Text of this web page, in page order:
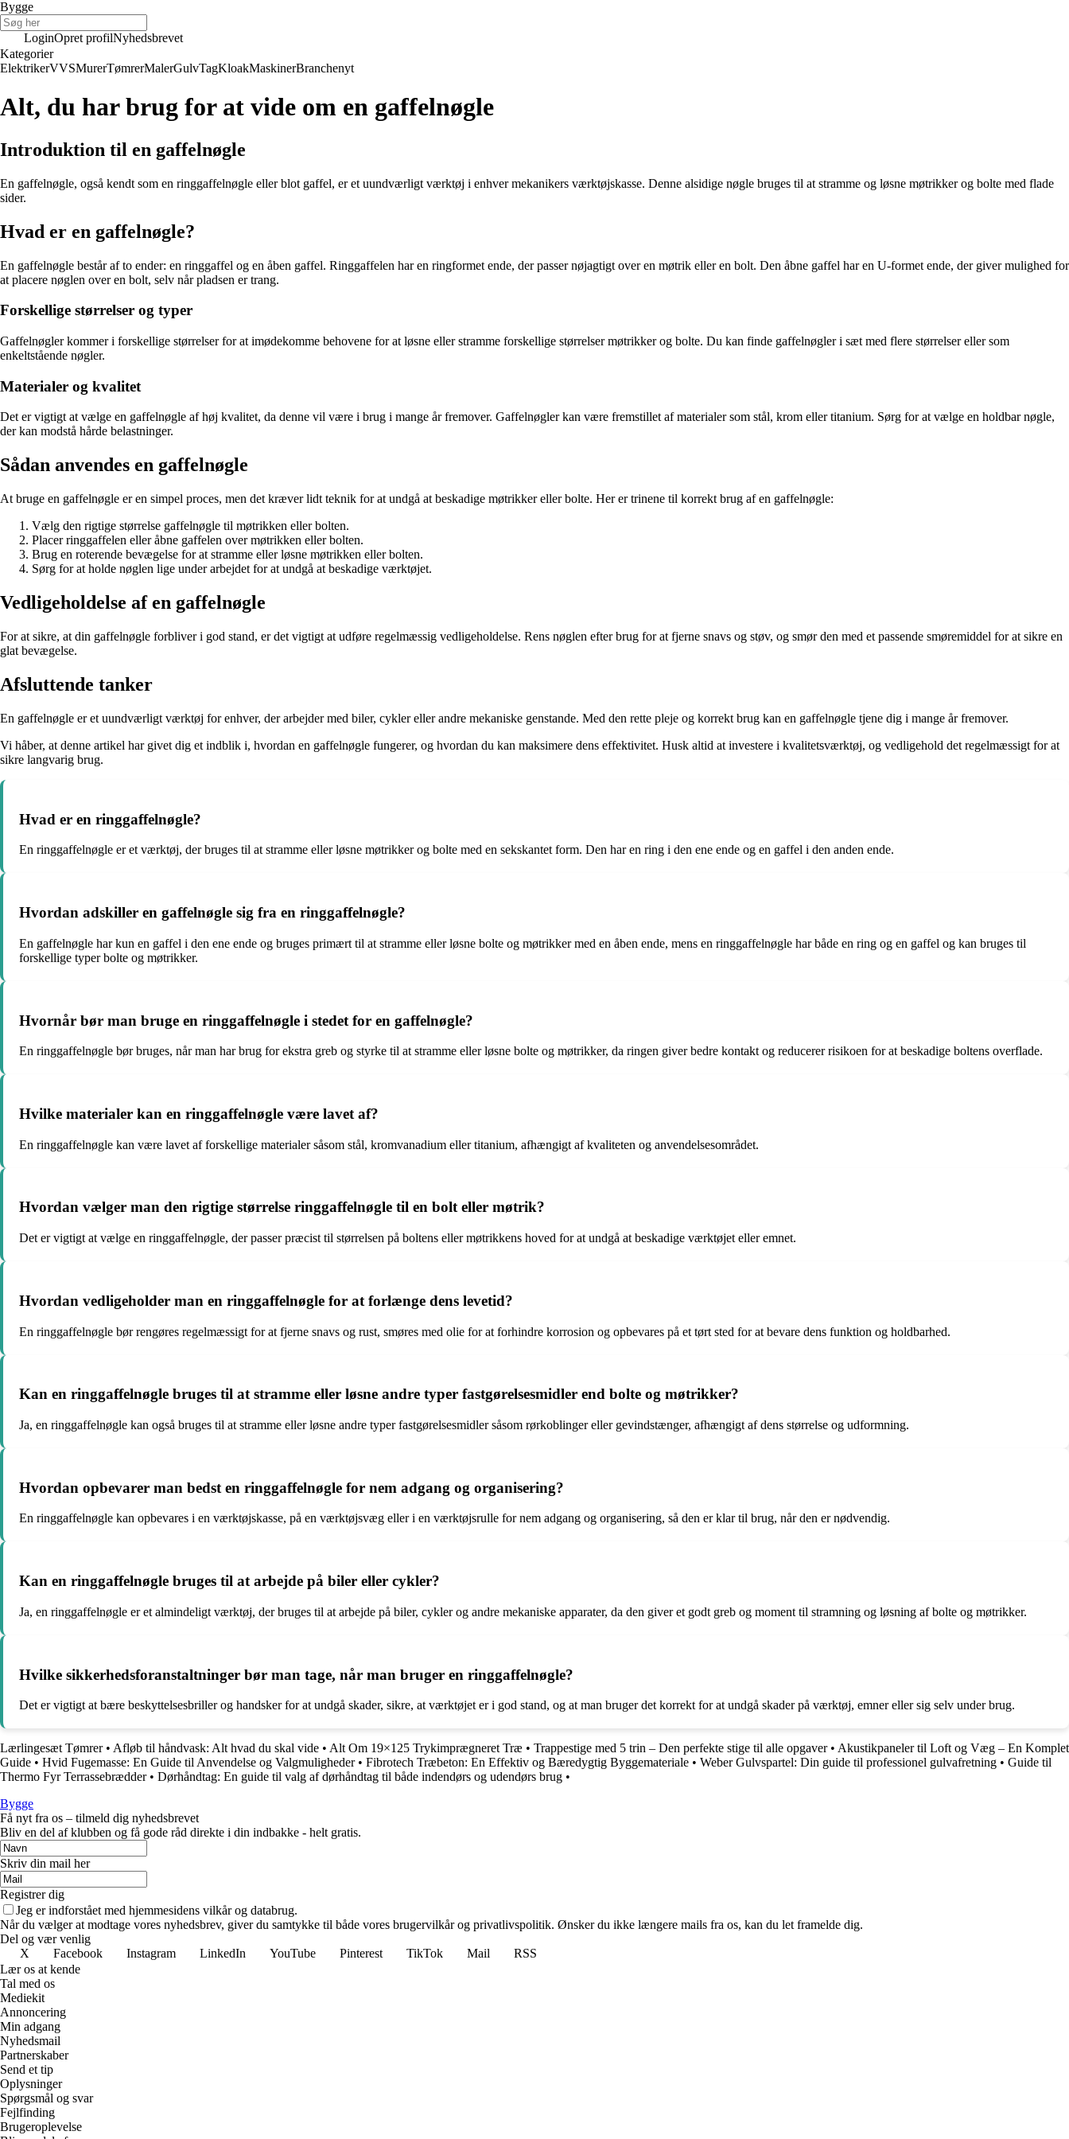
Bygge
LoginOpret profilNyhedsbrevet
Kategorier
ElektrikerVVSMurerTømrerMalerGulvTagKloakMaskinerBranchenyt
Alt, du har brug for at vide om en gaffelnøgle
Introduktion til en gaffelnøgle
En gaffelnøgle, også kendt som en ringgaffelnøgle eller blot gaffel, er et uundværligt værktøj i enhver mekanikers værktøjskasse. Denne alsidige nøgle bruges til at stramme og løsne møtrikker og bolte med flade
sider.
Hvad er en gaffelnøgle?
En gaffelnøgle består af to ender: en ringgaffel og en åben gaffel. Ringgaffelen har en ringformet ende, der passer nøjagtigt over en møtrik eller en bolt. Den åbne gaffel har en U-formet ende, der giver mulighed for
at placere nøglen over en bolt, selv når pladsen er trang.
Forskellige størrelser og typer
Gaffelnøgler kommer i forskellige størrelser for at imødekomme behovene for at løsne eller stramme forskellige størrelser møtrikker og bolte. Du kan finde gaffelnøgler i sæt med flere størrelser eller som
enkeltstående nøgler.
Materialer og kvalitet
Det er vigtigt at vælge en gaffelnøgle af høj kvalitet, da denne vil være i brug i mange år fremover. Gaffelnøgler kan være fremstillet af materialer som stål, krom eller titanium. Sørg for at vælge en holdbar nøgle,
der kan modstå hårde belastninger.
Sådan anvendes en gaffelnøgle
At bruge en gaffelnøgle er en simpel proces, men det kræver lidt teknik for at undgå at beskadige møtrikker eller bolte. Her er trinene til korrekt brug af en gaffelnøgle:
Vælg den rigtige størrelse gaffelnøgle til møtrikken eller bolten.
Placer ringgaffelen eller åbne gaffelen over møtrikken eller bolten.
Brug en roterende bevægelse for at stramme eller løsne møtrikken eller bolten.
Sørg for at holde nøglen lige under arbejdet for at undgå at beskadige værktøjet.
Vedligeholdelse af en gaffelnøgle
For at sikre, at din gaffelnøgle forbliver i god stand, er det vigtigt at udføre regelmæssig vedligeholdelse. Rens nøglen efter brug for at fjerne snavs og støv, og smør den med et passende smøremiddel for at sikre en
glat bevægelse.
Afsluttende tanker
En gaffelnøgle er et uundværligt værktøj for enhver, der arbejder med biler, cykler eller andre mekaniske genstande. Med den rette pleje og korrekt brug kan en gaffelnøgle tjene dig i mange år fremover.
Vi håber, at denne artikel har givet dig et indblik i, hvordan en gaffelnøgle fungerer, og hvordan du kan maksimere dens effektivitet. Husk altid at investere i kvalitetsværktøj, og vedligehold det regelmæssigt for at
sikre langvarig brug.
Hvad er en ringgaffelnøgle?
En ringgaffelnøgle er et værktøj, der bruges til at stramme eller løsne møtrikker og bolte med en sekskantet form. Den har en ring i den ene ende og en gaffel i den anden ende.
Hvordan adskiller en gaffelnøgle sig fra en ringgaffelnøgle?
En gaffelnøgle har kun en gaffel i den ene ende og bruges primært til at stramme eller løsne bolte og møtrikker med en åben ende, mens en ringgaffelnøgle har både en ring og en gaffel og kan bruges til
forskellige typer bolte og møtrikker.
Hvornår bør man bruge en ringgaffelnøgle i stedet for en gaffelnøgle?
En ringgaffelnøgle bør bruges, når man har brug for ekstra greb og styrke til at stramme eller løsne bolte og møtrikker, da ringen giver bedre kontakt og reducerer risikoen for at beskadige boltens overflade.
Hvilke materialer kan en ringgaffelnøgle være lavet af?
En ringgaffelnøgle kan være lavet af forskellige materialer såsom stål, kromvanadium eller titanium, afhængigt af kvaliteten og anvendelsesområdet.
Hvordan vælger man den rigtige størrelse ringgaffelnøgle til en bolt eller møtrik?
Det er vigtigt at vælge en ringgaffelnøgle, der passer præcist til størrelsen på boltens eller møtrikkens hoved for at undgå at beskadige værktøjet eller emnet.
Hvordan vedligeholder man en ringgaffelnøgle for at forlænge dens levetid?
En ringgaffelnøgle bør rengøres regelmæssigt for at fjerne snavs og rust, smøres med olie for at forhindre korrosion og opbevares på et tørt sted for at bevare dens funktion og holdbarhed.
Kan en ringgaffelnøgle bruges til at stramme eller løsne andre typer fastgørelsesmidler end bolte og møtrikker?
Ja, en ringgaffelnøgle kan også bruges til at stramme eller løsne andre typer fastgørelsesmidler såsom rørkoblinger eller gevindstænger, afhængigt af dens størrelse og udformning.
Hvordan opbevarer man bedst en ringgaffelnøgle for nem adgang og organisering?
En ringgaffelnøgle kan opbevares i en værktøjskasse, på en værktøjsvæg eller i en værktøjsrulle for nem adgang og organisering, så den er klar til brug, når den er nødvendig.
Kan en ringgaffelnøgle bruges til at arbejde på biler eller cykler?
Ja, en ringgaffelnøgle er et almindeligt værktøj, der bruges til at arbejde på biler, cykler og andre mekaniske apparater, da den giver et godt greb og moment til stramning og løsning af bolte og møtrikker.
Hvilke sikkerhedsforanstaltninger bør man tage, når man bruger en ringgaffelnøgle?
Det er vigtigt at bære beskyttelsesbriller og handsker for at undgå skader, sikre, at værktøjet er i god stand, og at man bruger det korrekt for at undgå skader på værktøj, emner eller sig selv under brug.
Lærlingesæt Tømrer• Afløb til håndvask: Alt hvad du skal vide • Alt Om 19×125 Trykimprægneret Træ • Trappestige med 5 trin – Den perfekte stige til alle opgaver• Akustikpaneler til Loft og Væg – En Komplet
Guide • Hvid Fugemasse: En Guide til Anvendelse og Valgmuligheder• Fibrotech Træbeton: En Effektiv og Bæredygtig Byggemateriale • Weber Gulvspartel: Din guide til professionel gulvafretning • Guide til
Thermo Fyr Terrassebrædder• Dørhåndtag: En guide til valg af dørhåndtag til både indendørs og udendørs brug •
Bygge
Få nyt fra os – tilmeld dig nyhedsbrevet
Bliv en del af klubben og få gode råd direkte i din indbakke - helt gratis.
Skriv din mail her
Registrer dig
Jeg er indforstået med hjemmesidens vilkår og databrug.
Når du vælger at modtage vores nyhedsbrev, giver du samtykke til både vores brugervilkår og privatlivspolitik. Ønsker du ikke længere mails fra os, kan du let framelde dig.
Del og vær venlig
X
Facebook Instagram LinkedIn YouTube Pinterest TikTok Mail
RSS
Lær os at kende
Tal med os
Mediekit
Annoncering
Min adgang
Nyhedsmail
Partnerskaber
Send et tip
Oplysninger
Spørgsmål og svar
Fejlfinding
Brugeroplevelse